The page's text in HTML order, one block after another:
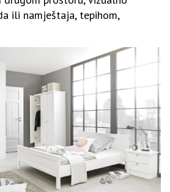
ili namještaja, tepihom,